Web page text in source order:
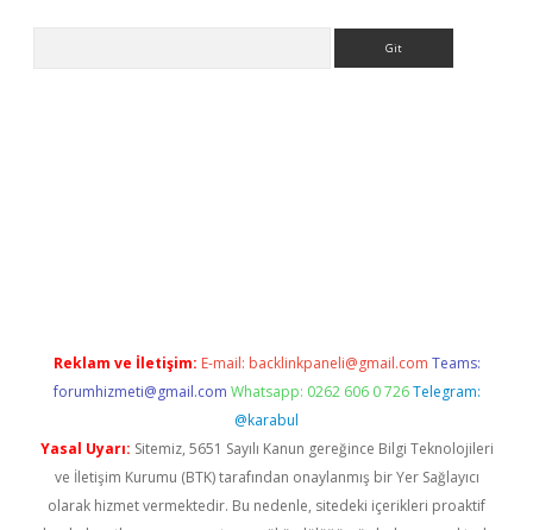
Reklam ve İletişim: E-mail: backlinkpaneli@gmail.com Teams:
forumhizmeti@gmail.com Whatsapp: 0262 606 0 726 Telegram:
@karabul
Yasal Uyarı: Sitemiz, 5651 Sayılı Kanun gereğince Bilgi Teknolojileri
ve İletişim Kurumu (BTK) tarafından onaylanmış bir Yer Sağlayıcı
olarak hizmet vermektedir. Bu nedenle, sitedeki içerikleri proaktif